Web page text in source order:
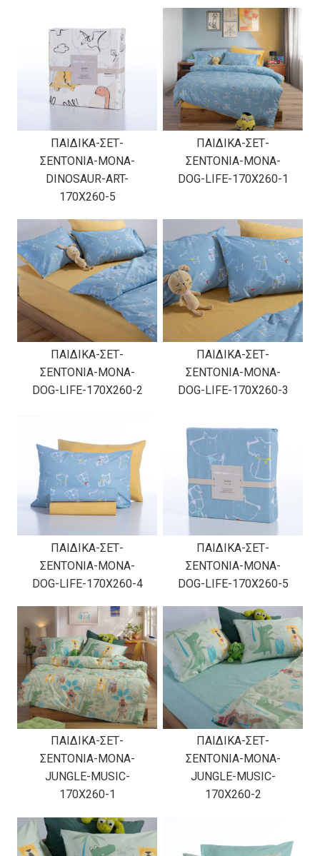
ΠΑΙΔΙΚΑ-ΣΕΤ-
ΣΕΝΤΟΝΙΑ-ΜΟΝΑ-
DINOSAUR-ART-
170X260-5
ΠΑΙΔΙΚΑ-ΣΕΤ-
ΣΕΝΤΟΝΙΑ-ΜΟΝΑ-
DOG-LIFE-170X260-1
ΠΑΙΔΙΚΑ-ΣΕΤ-
ΣΕΝΤΟΝΙΑ-ΜΟΝΑ-
DOG-LIFE-170X260-2
ΠΑΙΔΙΚΑ-ΣΕΤ-
ΣΕΝΤΟΝΙΑ-ΜΟΝΑ-
DOG-LIFE-170X260-3
ΠΑΙΔΙΚΑ-ΣΕΤ-
ΣΕΝΤΟΝΙΑ-ΜΟΝΑ-
DOG-LIFE-170X260-4
ΠΑΙΔΙΚΑ-ΣΕΤ-
ΣΕΝΤΟΝΙΑ-ΜΟΝΑ-
DOG-LIFE-170X260-5
ΠΑΙΔΙΚΑ-ΣΕΤ-
ΣΕΝΤΟΝΙΑ-ΜΟΝΑ-
JUNGLE-MUSIC-
170X260-1
ΠΑΙΔΙΚΑ-ΣΕΤ-
ΣΕΝΤΟΝΙΑ-ΜΟΝΑ-
JUNGLE-MUSIC-
170X260-2